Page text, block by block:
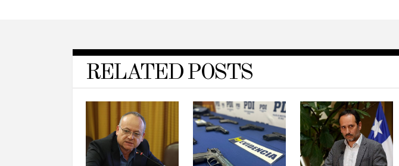
RELATED POSTS